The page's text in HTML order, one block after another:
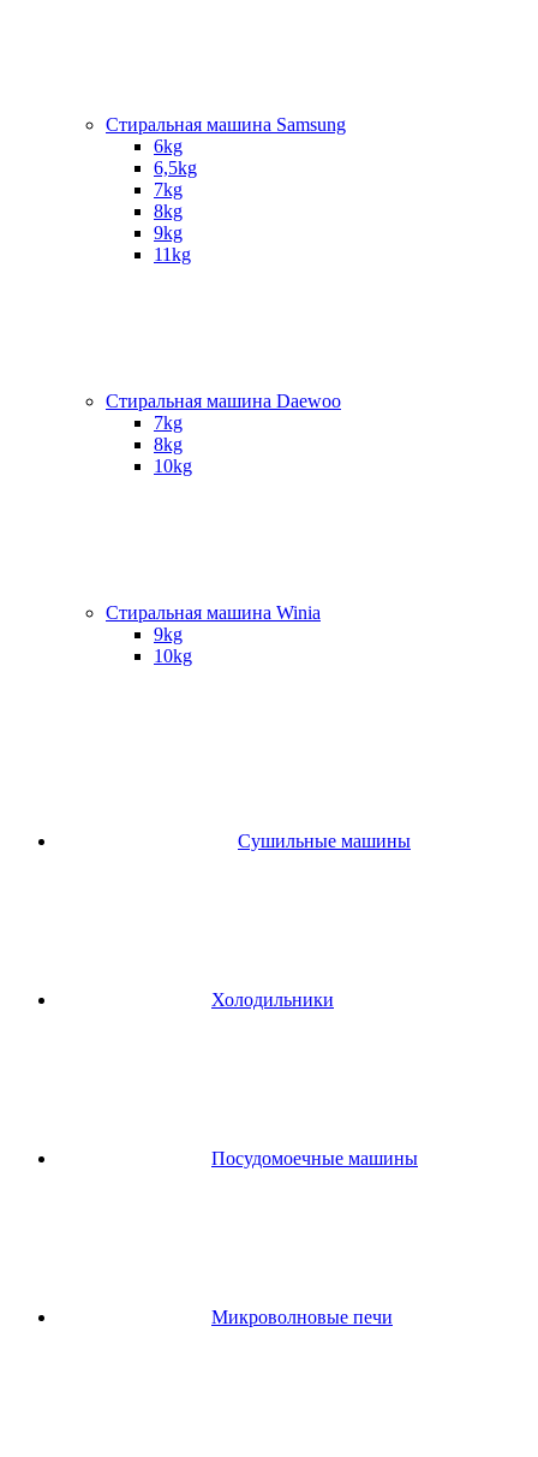
Стиральная машина Samsung
6kg
6,5kg
7kg
8kg
9kg
11kg
Стиральная машина Daewoo
7kg
8kg
10kg
Стиральная машина Winia
9kg
10kg
Сушильные машины
Холодильники
Посудомоечные машины
Микроволновые печи